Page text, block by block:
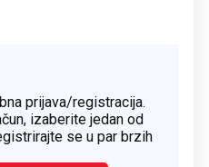
prijava/registracija.
izaberite jedan od
se u par brzih